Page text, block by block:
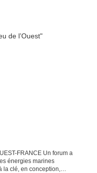
FRANCE Un forum a
énergies marines
la clé, en conception,